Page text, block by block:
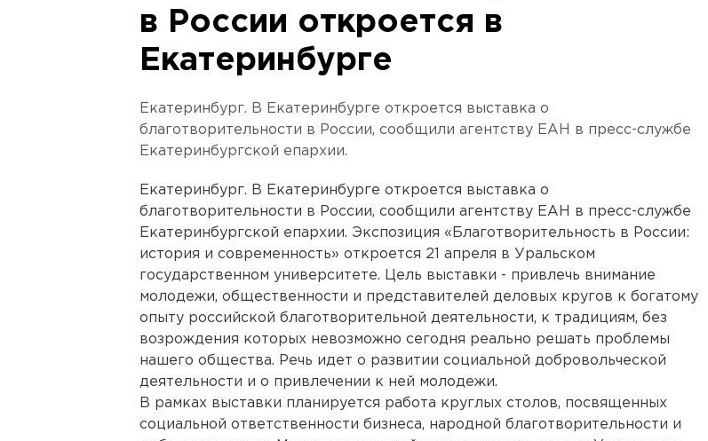
в России откроется в
Екатеринбурге
Екатеринбург. В Екатеринбурге откроется выставка о
благотворительности в России, сообщили агентству ЕАН в пресс-службе
Екатеринбургской епархии.
Екатеринбург. В Екатеринбурге откроется выставка о
благотворительности в России, сообщили агентству ЕАН в пресс-службе
Екатеринбургской епархии. Экспозиция «Благотворительность в России:
история и современность» откроется 21 апреля в Уральском
государственном университете. Цель выставки - привлечь внимание
молодежи, общественности и представителей деловых кругов к богатому
опыту российской благотворительной деятельности, к традициям, без
возрождения которых невозможно сегодня реально решать проблемы
нашего общества. Речь идет о развитии социальной добровольческой
деятельности и о привлечении к ней молодежи.
В рамках выставки планируется работа круглых столов, посвященных
социальной ответственности бизнеса, народной благотворительности и